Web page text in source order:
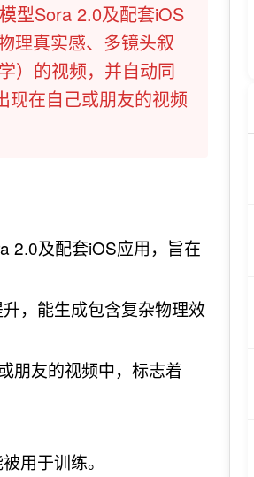
型Sora 2.0及配套iOS
理真实感、多镜头叙
）的视频，并自动同
现在自己或朋友的视频
2.0及配套iOS应用，旨在
升，能生成包含复杂物理效
朋友的视频中，标志着
用于训练。